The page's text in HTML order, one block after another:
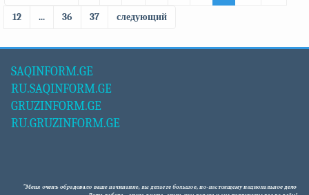
12
... 36 37 следующий
SAQINFORM.GE
RU.SAQINFORM.GE
GRUZINFORM.GE
RU.GRUZINFORM.GE